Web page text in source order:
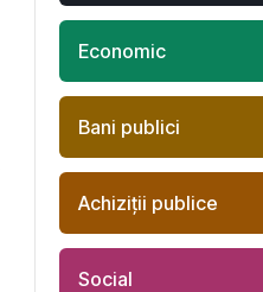
Economic
Bani publici
Achiziţii publice
Social